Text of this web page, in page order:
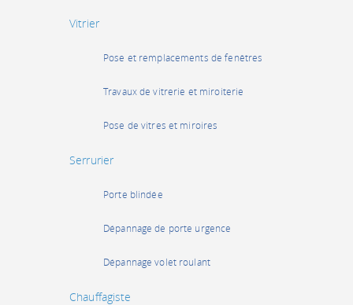
Vitrier
Pose et remplacements de fenêtres
Travaux de vitrerie et miroiterie
Pose de vitres et miroires
Serrurier
Porte blindée
Dépannage de porte urgence
Dépannage volet roulant
Chauffagiste